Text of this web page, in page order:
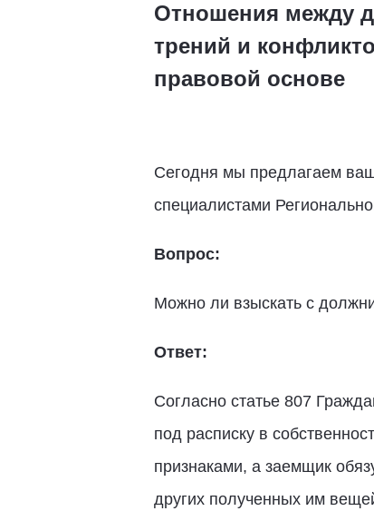
Отношения между
трений и
правовой основе
Сегодня мы предлагаем
специалистами
Вопрос:
Можно ли взыскать с
Ответ:
Согласно статье 807
под расписку в
признаками, а заемщик
других полученных им